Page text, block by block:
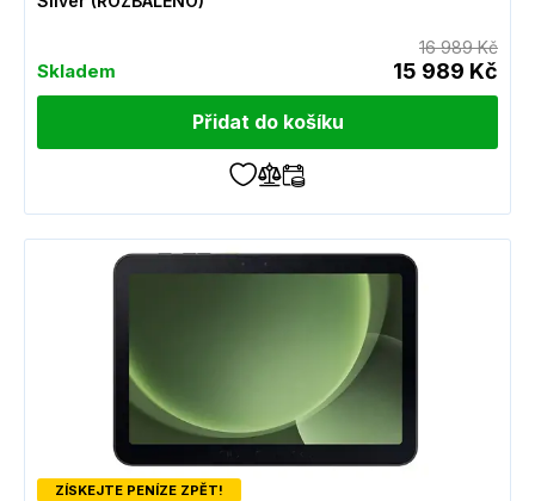
Skladem
16 989 Kč
15 989 Kč
Přidat do košíku
ZÍSKEJTE PENÍZE ZPĚT!